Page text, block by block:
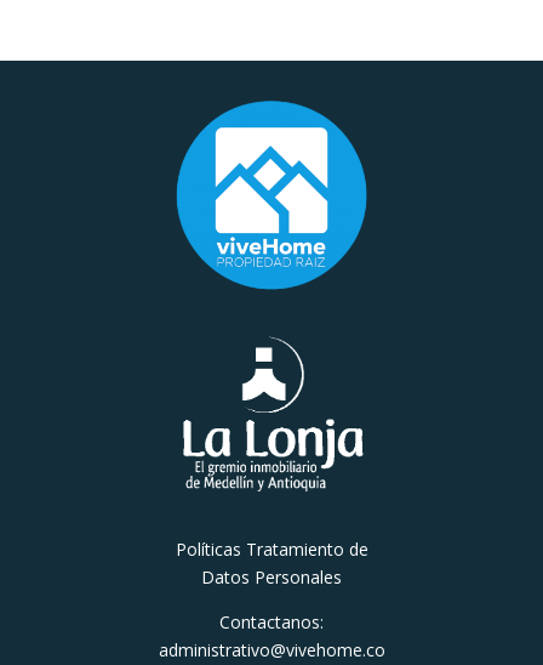
Políticas Tratamiento de
Datos Personales
Contactanos:
administrativo@vivehome.co